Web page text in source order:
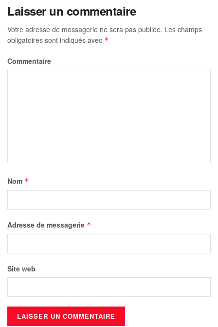
Laisser un commentaire
Votre adresse de messagerie ne sera pas publiée. Les champs
obligatoires sont indiqués avec *
Commentaire
Nom *
Adresse de messagerie *
Site web